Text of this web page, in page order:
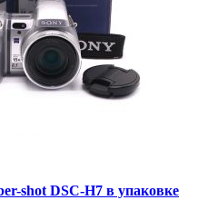
shot DSC-H7 в упаковке